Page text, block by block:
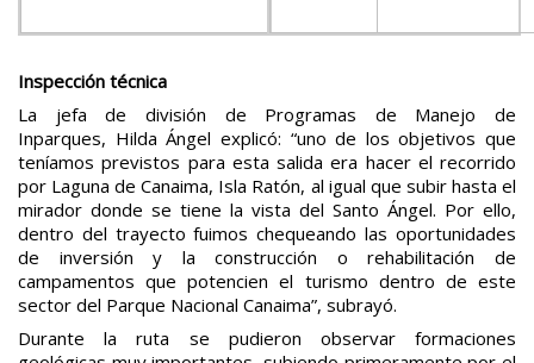
Inspección técnica
La jefa de división de Programas de Manejo de
Inparques, Hilda Ángel explicó: “uno de los objetivos que
teníamos previstos para esta salida era hacer el recorrido
por Laguna de Canaima, Isla Ratón, al igual que subir hasta el
mirador donde se tiene la vista del Santo Ángel. Por ello,
dentro del trayecto fuimos chequeando las oportunidades
de inversión y la construcción o rehabilitación de
campamentos que potencien el turismo dentro de este
sector del Parque Nacional Canaima”, subrayó.
Durante la ruta se pudieron observar formaciones